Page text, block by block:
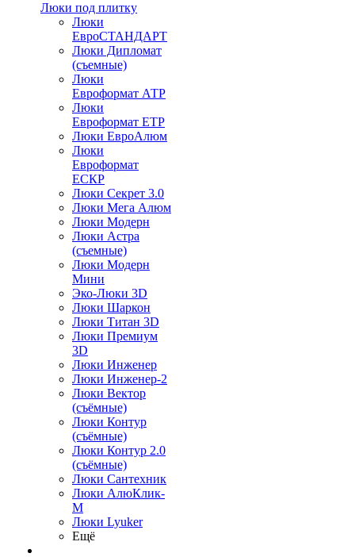
Люки под плитку
Люки
ЕвроСТАНДАРТ
Люки Дипломат
(съемные)
Люки
Евроформат АТР
Люки
Евроформат ЕТР
Люки ЕвроАлюм
Люки
Евроформат
ЕСКР
Люки Секрет 3.0
Люки Мега Алюм
Люки Модерн
Люки Астра
(съемные)
Люки Модерн
Мини
Эко-Люки 3D
Люки Шаркон
Люки Титан 3D
Люки Премиум
3D
Люки Инженер
Люки Инженер-2
Люки Вектор
(съёмные)
Люки Контур
(съёмные)
Люки Контур 2.0
(съёмные)
Люки Сантехник
Люки АлюКлик-
М
Люки Lyuker
Ещё